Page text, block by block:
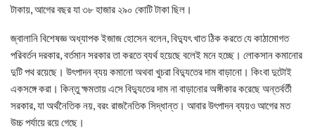
টাকায়, আগের বছর যা ৩৮ হাজার ২৯০ কোটি টাকা ছিল।
জ্বালানি বিশেষজ্ঞ অধ্যাপক ইজাজ হোসেন বলেন, বিদ্যুৎ খাত ঠিক করতে যে কাঠামোগত
পরিবর্তন দরকার, বর্তমান সরকার তা করতে ব্যর্থ হয়েছে বলেই মনে হচ্ছে। লোকসান কমানোর
দুটি পথ রয়েছে। উৎপাদন ব্যয় কমানো অথবা খুচরা বিদ্যুতের দাম বাড়ানো। কিংবা দুটোই
একসঙ্গে করা। কিন্তু ক্ষমতায় এসে বিদ্যুতের দাম না বাড়ানোর অঙ্গীকার করেছে অন্তর্বর্তী
সরকার, যা অর্থনৈতিক নয়, বরং রাজনৈতিক সিদ্ধান্ত। আবার উৎপাদন ব্যয়ও আগের মত
উচ্চ পর্যায়ে রয়ে গেছে।